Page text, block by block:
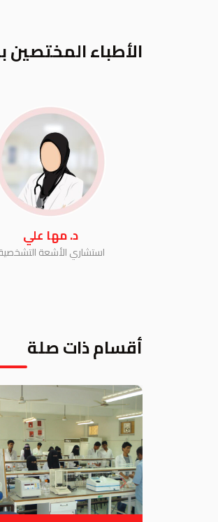
الأطباء المختصين
د. مها علي
استشاري الأشعة
أقسام ذات صلة